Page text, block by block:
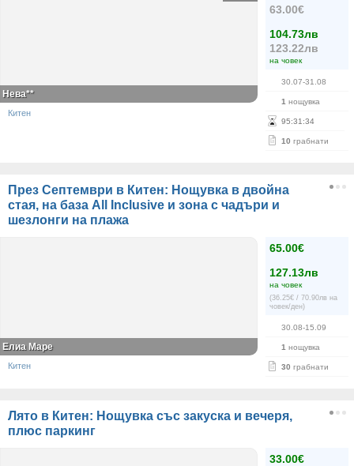
63.00€
104.73лв
123.22лв
на човек
30.07-31.08
1 нощувка
95:31 :34
10 грабнати
Нева**
Китен
През Септември в Китен: Нощувка в двойна
стая, на база All Inclusive и зона с чадъри и
шезлонги на плажа
65.00€
127.13лв
на човек
(36.25€ / 70.90лв на
човек/ден)
30.08-15.09
1 нощувка
30 грабнати
Елиа Маре
Китен
Лято в Китен: Нощувка със закуска и вечеря,
плюс паркинг
33.00€